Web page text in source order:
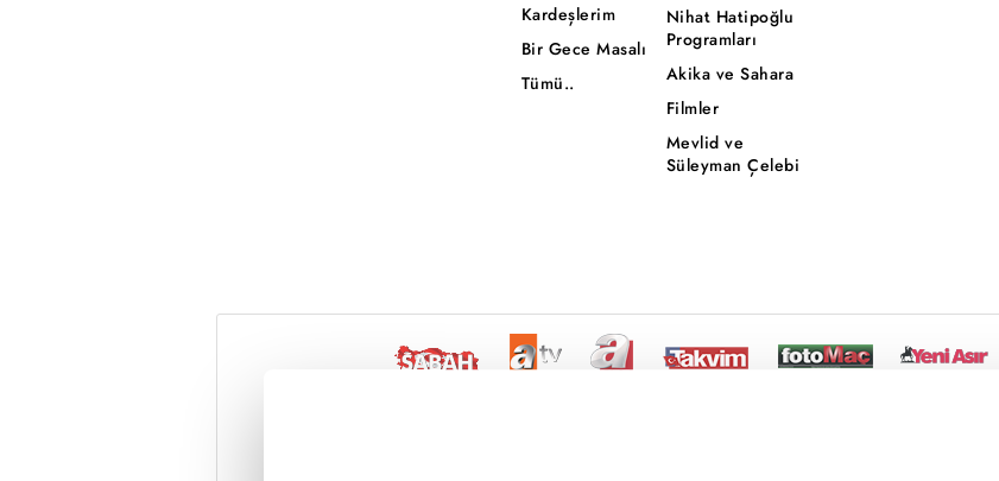
Reddet
Kardeşlerim
Bir Gece Masalı
Tümü..
Nihat Hatipoğlu
Programları
Akika ve Sahara
Filmler
Mevlid ve
Süleyman Çelebi